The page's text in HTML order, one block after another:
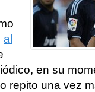
al
en su
repito una vez